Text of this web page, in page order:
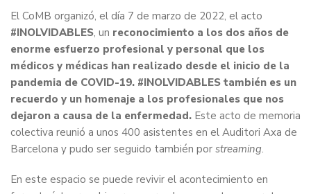
El CoMB organizó, el día 7 de marzo de 2022, el acto
#INOLVIDABLES, un reconocimiento a los dos años de
enorme esfuerzo profesional y personal que los
médicos y médicas han realizado desde el inicio de la
pandemia de COVID-19. #INOLVIDABLES también es un
recuerdo y un homenaje a los profesionales que nos
dejaron a causa de la enfermedad. Este acto de memoria
colectiva reunió a unos 400 asistentes en el Auditori Axa de
Barcelona y pudo ser seguido también por streaming.
En este espacio se puede revivir el acontecimiento en